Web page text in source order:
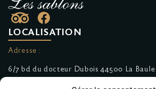
LOCALISATION
Adresse :
6/7 bd du docteur Dubois 44500 La Baule